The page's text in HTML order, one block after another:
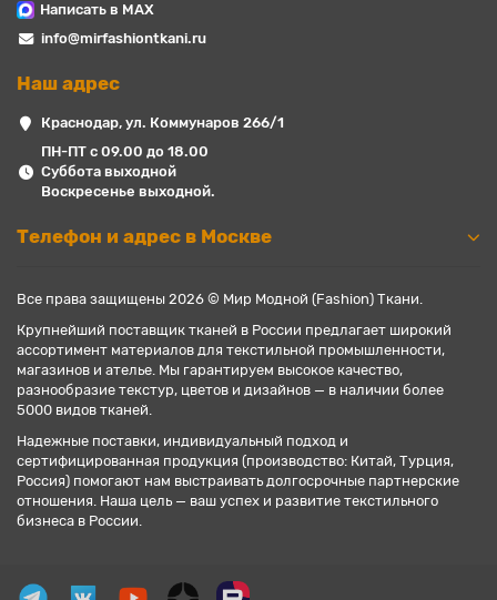
Написать в MAX
info@mirfashiontkani.ru
Наш адрес
Краснодар, ул. Коммунаров 266/1
ПН-ПТ с 09.00 до 18.00
Суббота выходной
Воскресенье выходной.
Телефон и адрес в Москве
Все права защищены 2026 © Мир Модной (Fashion) Ткани.
Крупнейший поставщик тканей в России предлагает широкий
ассортимент материалов для текстильной промышленности,
магазинов и ателье. Мы гарантируем высокое качество,
разнообразие текстур, цветов и дизайнов — в наличии более
5000 видов тканей.
Надежные поставки, индивидуальный подход и
сертифицированная продукция (производство: Китай, Турция,
Россия) помогают нам выстраивать долгосрочные партнерские
отношения. Наша цель — ваш успех и развитие текстильного
бизнеса в России.